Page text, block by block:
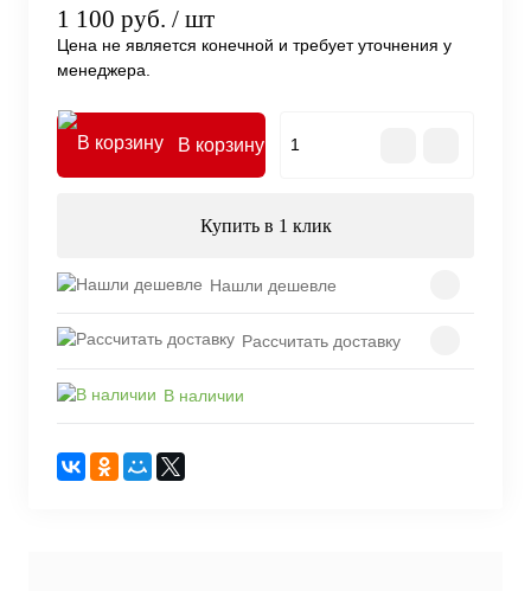
1 100 руб. / шт
Цена не является конечной и требует уточнения у
менеджера.
В корзину
Купить в 1 клик
Нашли дешевле
Рассчитать доставку
В наличии